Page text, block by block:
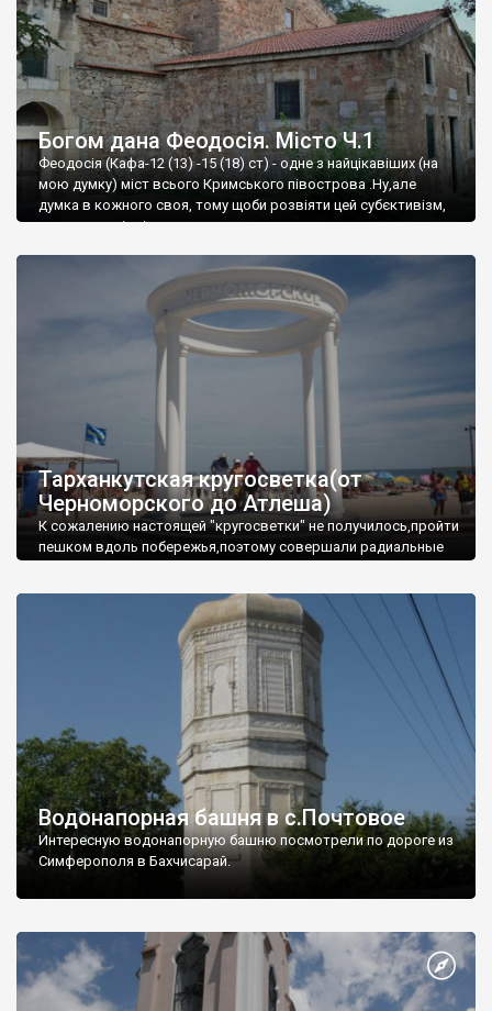
Богом дана Феодосія. Місто Ч.1
Феодосія (Кафа-12 (13) -15 (18) ст) - одне з найцікавіших (на
мою думку) міст всього Кримського півострова .Ну,але
думка в кожного своя, тому щоби розвіяти цей субєктивізм,
запрошую відвідати це
Тарханкутская кругосветка(от
Черноморского до Атлеша)
К сожалению настоящей "кругосветки" не получилось,пройти
пешком вдоль побережья,поэтому совершали радиальные
Водонапорная башня в с.Почтовое
Интересную водонапорную башню посмотрели по дороге из
Симферополя в Бахчисарай.